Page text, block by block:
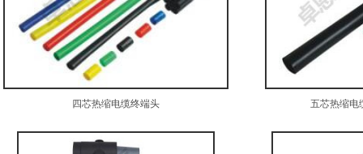
四芯热缩电缆终端头 五芯热缩电